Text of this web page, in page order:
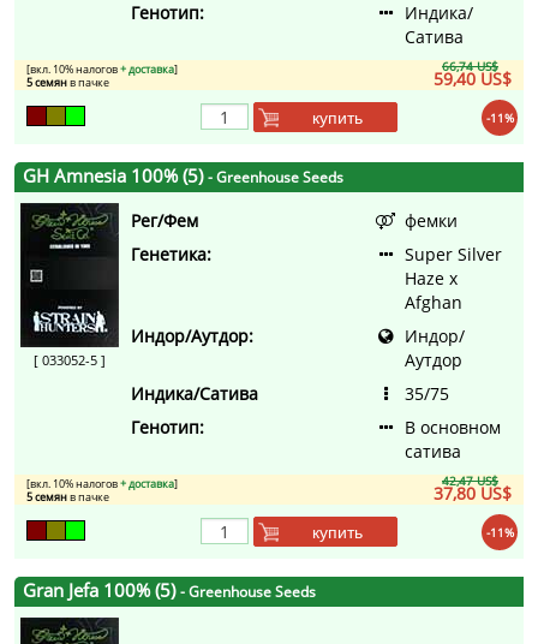
Генотип:
Индика/
Сатива
66,74 US$
59,40 US$
[вкл. 10% налогов+ доставка]
5 семянв пачке
-11%
купить
GH Amnesia 100% (5)- Greenhouse Seeds
[ 033052-5 ]
Рег/Фем
фемки
Генетика:
Super Silver
Haze x
Afghan
Индор/Аутдор:
Индор/
Аутдор
Индика/Сатива
35/75
Генотип:
В основном
сатива
42,47 US$
37,80 US$
[вкл. 10% налогов+ доставка]
5 семянв пачке
-11%
купить
Gran Jefa 100% (5)- Greenhouse Seeds